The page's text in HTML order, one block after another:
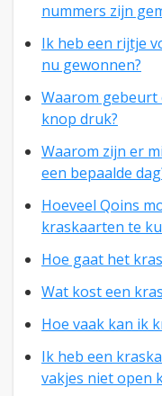
nummers zijn
Ik heb een rijtje
nu gewonnen?
Waarom gebeurt
knop druk?
Waarom zijn er
een bepaalde
Hoeveel Qoins
kraskaarten te
Hoe gaat het
Wat kost een
Hoe vaak kan ik
Ik heb een
vakjes niet open